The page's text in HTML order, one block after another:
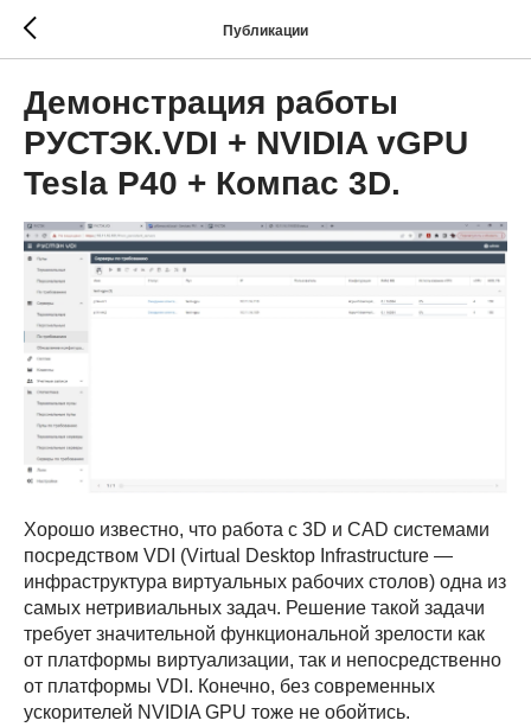
Публикации
Демонстрация работы
РУСТЭК.VDI + NVIDIA vGPU
Tesla P40 + Компас 3D.
Хорошо известно, что работа с 3D и CAD системами
посредством VDI (Virtual Desktop Infrastructure —
инфраструктура виртуальных рабочих столов) одна из
самых нетривиальных задач. Решение такой задачи
требует значительной функциональной зрелости как
от платформы виртуализации, так и непосредственно
от платформы VDI. Конечно, без современных
ускорителей NVIDIA GPU тоже не обойтись.